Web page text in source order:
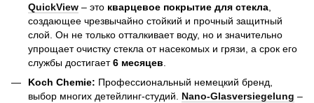
QuickView – это кварцевое покрытие для стекла
создающее чрезвычайно стойкий и прочный защитный
слой. Он не только отталкивает воду, но и значительно
упрощает очистку стекла от насекомых и грязи, а срок его
службы достигает6 месяцев
Koch Chemie: Профессиональный немецкий бренд,
выбор многих детейлинг-студий. Nano-Glasversiegelung –